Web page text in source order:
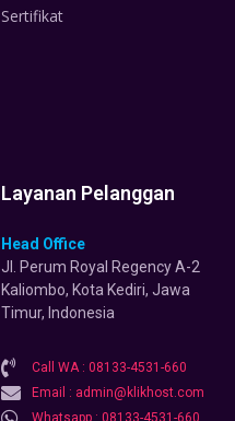
Sertifikat
Layanan Pelanggan
Head Office
Jl. Perum Royal Regency A-2
Kaliombo, Kota Kediri, Jawa
Timur, Indonesia
Call WA : 08133-4531-660
Email : admin@klikhost.com
Whatsapp : 08133-4531-660